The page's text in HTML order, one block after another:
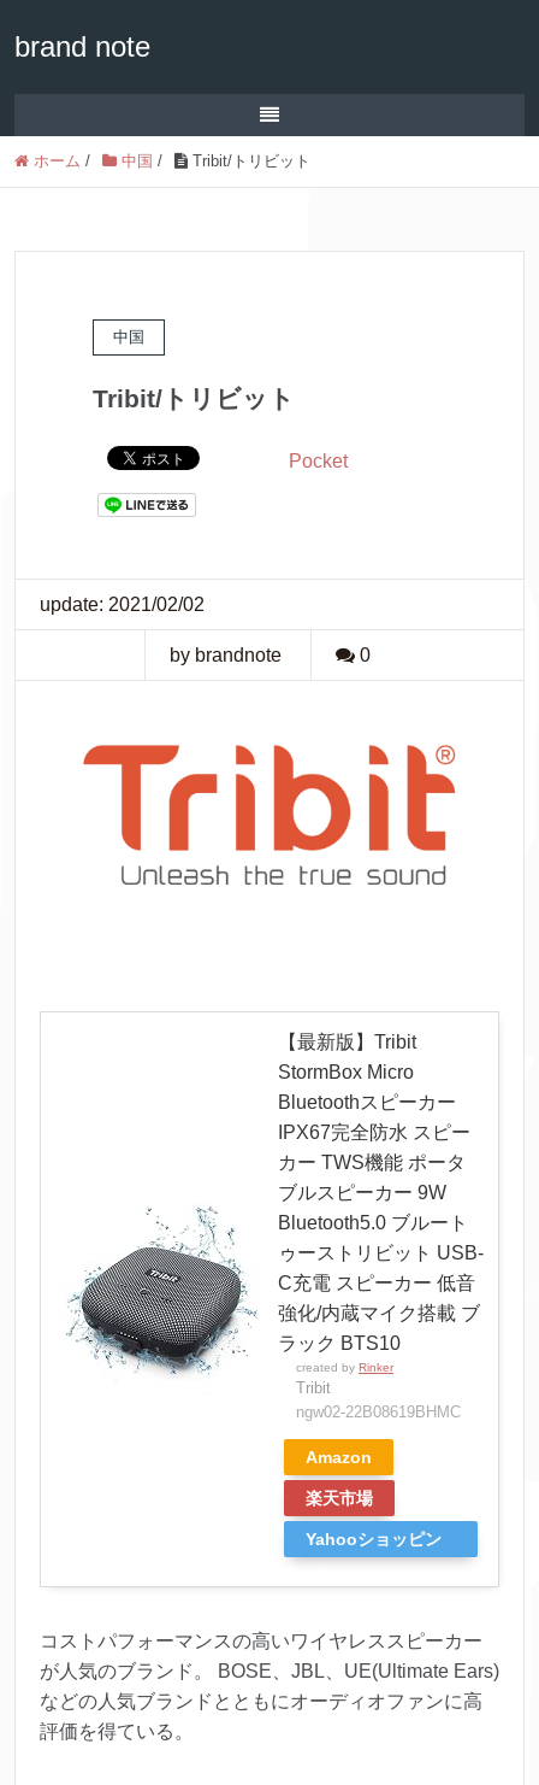
brand note
ホーム / 中国 / Tribit/トリビット
中国
Tribit/トリビット
Pocket
update: 2021/02/02
by brandnote 0
【最新版】Tribit
StormBox Micro
Bluetoothスピーカー
IPX67完全防水 スピー
カー TWS機能 ポータ
ブルスピーカー 9W
Bluetooth5.0 ブルート
ゥーストリビット USB-
C充電 スピーカー 低音
強化/内蔵マイク搭載 ブ
ラック BTS10
created by Rinker
Tribit
ngw02-22B08619BHMC
Amazon
楽天市場
Yahooショッピン
コストパフォーマンスの高いワイヤレススピーカー
が人気のブランド。 BOSE、JBL、UE(Ultimate Ears)
などの人気ブランドとともにオーディオファンに高
評価を得ている。